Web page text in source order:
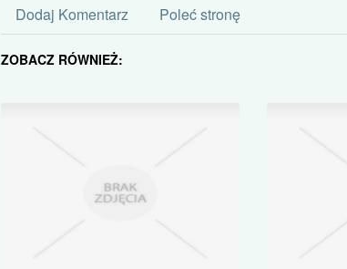
Dodaj Komentarz Poleć stronę
ZOBACZ RÓWNIEŻ: